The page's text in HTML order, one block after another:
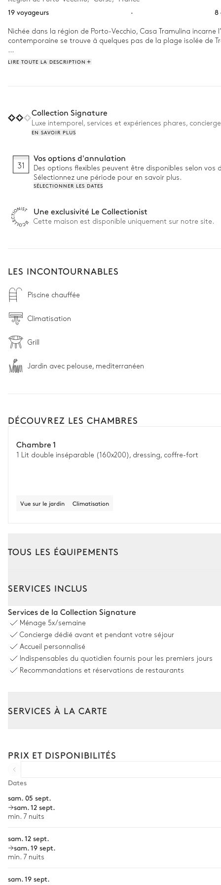
19 voyageurs
· 8
Nichée dans la région de Porto-Vecchio, Casa Tramulina
contemporaine se trouve à quelques pas de la plage isolée de
Commencez votre journée pieds nus dans la pelouse douce du
LIRE TOUTE LA DESCRIPTION
Collection Signature
Luxe intemporel, services et expériences phares,
EN SAVOIR PLUS
31
Vos options d'annulation
Des options flexibles peuvent être disponibles selon vos
Sélectionnez une période pour en savoir plus.
SÉLECTIONNER LES DATES
Une exclusivité Le Collectionist
Cette maison est disponible uniquement sur notre site.
LES INCONTOURNABLES
Piscine chauffée
Climatisation
Grill
Jardin avec pelouse, mediterranéen
DÉCOUVREZ LES CHAMBRES
Chambre 1
1 Lit double inséparable (160x200), dressing, coffre-fort
Vue sur le jardin Climatisation
TOUS LES ÉQUIPEMENTS
Piscine
Chauffée · Au sel
Dimensions : L = 13m, l = 4m, profondeur = 1,4m / 1,4m
Douche extérieure
Espace dinatoire extérieur
Réfrigérateur
Avec pelouse
Terrain de pétanque
SERVICES INCLUS
Services de la Collection Signature
Ménage 5x/semaine
Concierge dédié avant et pendant votre séjour
Accueil personnalisé
Indispensables du quotidien fournis pour les premiers jours
Recommandations et réservations de restaurants
SERVICES À LA CARTE
Chef à domicile
Personnel de maison supplémentaire
Babysitter
PRIX ET DISPONIBILITÉS
Dates
sam. 05 sept.
sam. 12 sept.
min. 7 nuits
sam. 12 sept.
sam. 19 sept.
min. 7 nuits
sam. 19 sept.